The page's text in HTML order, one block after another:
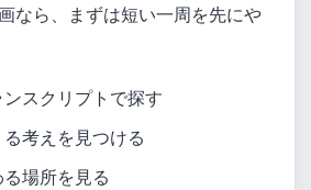
なら、まずは短い一周を先にや
スクリプトで探す
考えを見つける
場所を見る